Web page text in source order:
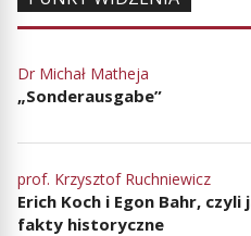
Dr Michał Matheja
„Sonderausgabe”
prof. Krzysztof Ruchniewicz
Erich Koch i Egon Bahr, czyli
fakty historyczne